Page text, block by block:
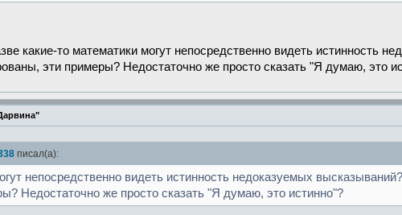
какие-то математики могут непосредственно видеть истинность
эти примеры? Недостаточно же просто сказать "Я думаю, это
писал(а):
непосредственно видеть истинность недоказуемых
Недостаточно же просто сказать "Я думаю, это истинно"?